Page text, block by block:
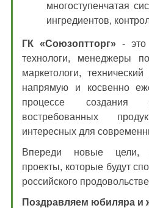
многоступенчатая
ингредиентов,
ГК «Союзоптторг»- это
технологи, менеджеры
маркетологи,
напрямую и косвенно
процессе создания
востребованных
интересных для
Впереди новые цели,
проекты, которые будут
российского
Поздравляем юбиляра и